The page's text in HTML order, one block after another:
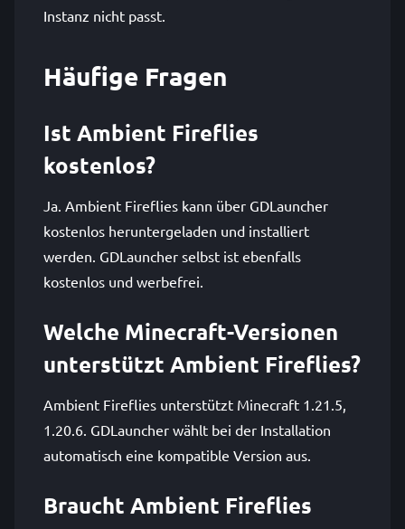
Instanz nicht passt.
Häufige Fragen
Ist Ambient Fireflies
kostenlos?
Ja. Ambient Fireflies kann über GDLauncher
kostenlos heruntergeladen und installiert
werden. GDLauncher selbst ist ebenfalls
kostenlos und werbefrei.
Welche Minecraft-Versionen
unterstützt Ambient Fireflies?
Ambient Fireflies unterstützt Minecraft 1.21.5,
1.20.6. GDLauncher wählt bei der Installation
automatisch eine kompatible Version aus.
Braucht Ambient Fireflies